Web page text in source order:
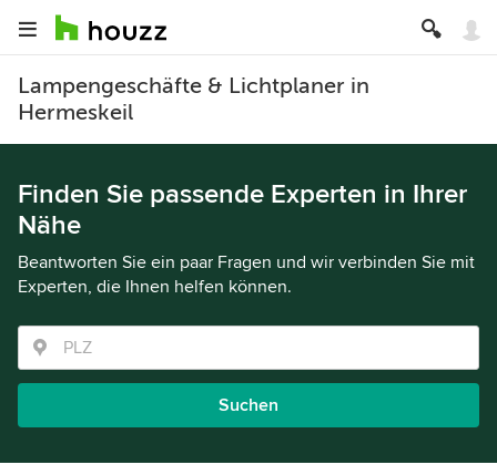
Lampengeschäfte & Lichtplaner in
Hermeskeil
Finden Sie passende Experten in Ihrer
Nähe
Beantworten Sie ein paar Fragen und wir verbinden Sie mit
Experten, die Ihnen helfen können.
Suchen